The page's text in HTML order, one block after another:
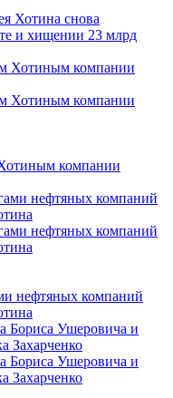
Хотина снова
и хищении 23 млрд
компании
нефтяных компаний